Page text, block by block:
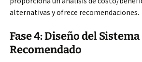
alternativas y ofrece recomendaciones.
Fase 4: Diseño del Sistema
Recomendado